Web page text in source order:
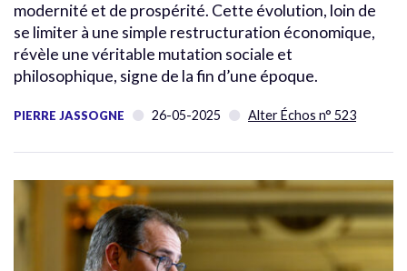
modernité et de prospérité. Cette évolution, loin de
se limiter à une simple restructuration économique,
révèle une véritable mutation sociale et
philosophique, signe de la fin d’une époque.
PIERRE JASSOGNE 26-05-2025 Alter Échos n° 523